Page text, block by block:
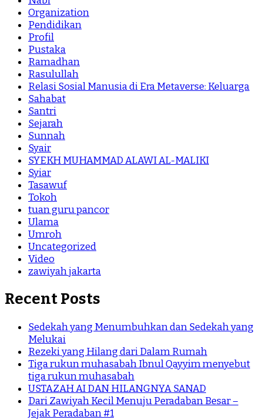
Organization
Pendidikan
Profil
Pustaka
Ramadhan
Rasulullah
Relasi Sosial Manusia di Era Metaverse: Keluarga
Sahabat
Santri
Sejarah
Sunnah
Syair
SYEKH MUHAMMAD ALAWI AL-MALIKI
Syiar
Tasawuf
Tokoh
tuan guru pancor
Ulama
Umroh
Uncategorized
Video
zawiyah jakarta
Recent Posts
Sedekah yang Menumbuhkan dan Sedekah yang
Melukai
Rezeki yang Hilang dari Dalam Rumah
Tiga rukun muhasabah Ibnul Qayyim menyebut
tiga rukun muhasabah
USTAZAH AI DAN HILANGNYA SANAD
Dari Zawiyah Kecil Menuju Peradaban Besar –
Jejak Peradaban #1